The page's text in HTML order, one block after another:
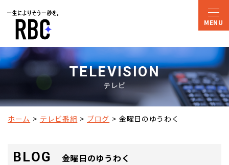
TELEVISION
テレビ
ホーム テレビ番組 ブログ 金曜日のゆうわく
BLOG 金曜日のゆうわく